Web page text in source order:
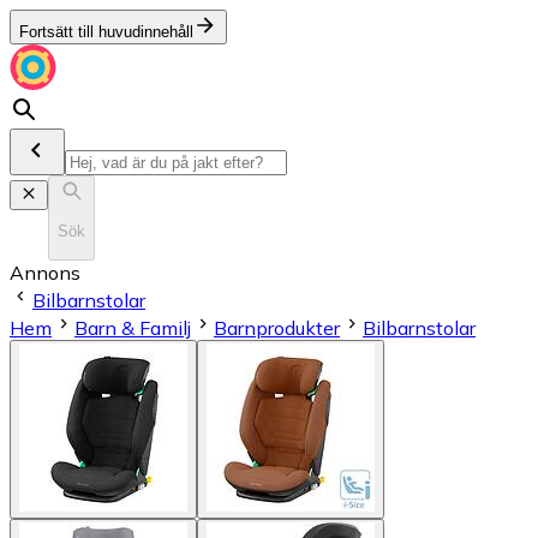
Fortsätt till huvudinnehåll
Sök
Annons
Bilbarnstolar
Hem
Barn & Familj Barnprodukter Bilbarnstolar